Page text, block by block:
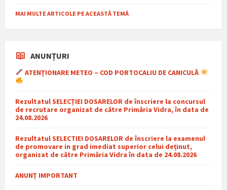
MAI MULTE ARTICOLE PE ACEASTĂ TEMĂ
ANUNȚURI
ATENȚIONARE METEO – COD PORTOCALIU DE CANICULĂ
Rezultatul SELECȚIEI DOSARELOR de înscriere la concursul
de recrutare organizat de către Primăria Vidra, în data de
24.08.2026
Rezultatul SELECTIEI DOSARELOR de înscriere la examenul
de promovare in grad imediat superior celui deținut,
organizat de către Primăria Vidra în data de 24.08.2026
ANUNȚ IMPORTANT